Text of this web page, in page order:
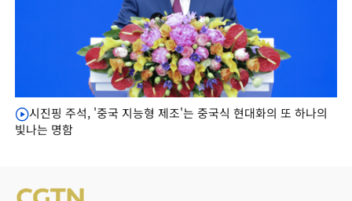
시진핑 주석, '중국 지능형 제조'는 중국식 현대화의 또 하나의
빛나는 명함